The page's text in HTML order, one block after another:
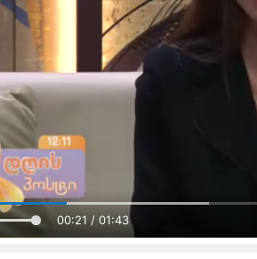
00:23 / 01:43